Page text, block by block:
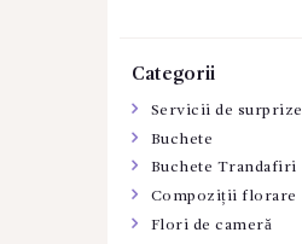
Categorii
Servicii de surprize
Buchete
Buchete Trandafiri
Compoziții florare
Flori de cameră